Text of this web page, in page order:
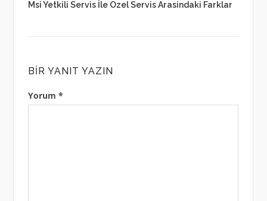
Msi Yetkili Servis İle Ozel Servis Arasindaki Farklar
BIR YANIT YAZIN
Yorum *